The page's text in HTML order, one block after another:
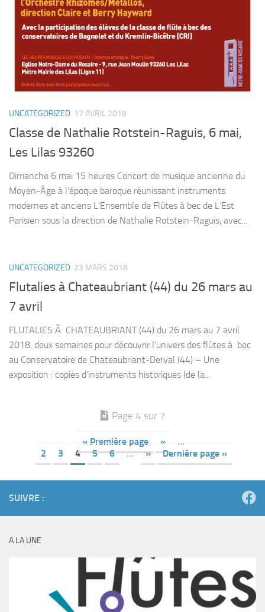
UNCATEGORIZED 17 AVRIL 2018
Classe de Nathalie Rotstein-Raguis, 6 mai,
Les Lilas 93260
Dimanche 6 mai 15 heures Concert de musique ancienne du
Moyen-Âge à l’époque baroque réunissant instruments
modernes et anciens L’Ensemble de Flûtes à bec de L’Est
Parisien sous la direction de Nathalie Rotstein-Raguis, avec...
UNCATEGORIZED 23 MARS 2018
Flutalies à Chateaubriant (44) du 26 mars au
7 avril
FLUTALIES Ã CHATEAUBRIANT (44) du 26 mars au 7 avril
2018. deux semaines pour découvrir l’univers des flûtes à bec
au Conservatoire de Chateaubriant-Derval (44) – Une
exposition : copies d’instruments historiques (de la...
Page 4 sur 7
« Première page «
…
2
3 4 5 6 … » Dernière page »
SUIVRE :
A LA UNE